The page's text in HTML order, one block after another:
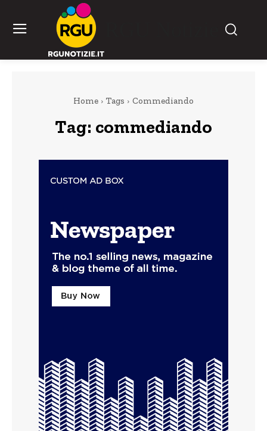
Home Tags Commediando
Tag: commediando